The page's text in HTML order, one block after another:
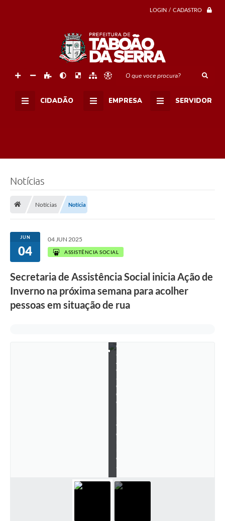
LOGIN / CADASTRO
O que voce procura?
CIDADÃO EMPRESA SERVIDOR
Notícias
Notícias Notícia
JUN
04
04 JUN 2025
ASSISTÊNCIA SOCIAL
Secretaria de Assistência Social inicia Ação de
Inverno na próxima semana para acolher
pessoas em situação de rua
e
r
n
o
i
a
r
a
o
d
r
u
a
d
u
e
a
A
ç
ã
o
d
e
v
e
o
.